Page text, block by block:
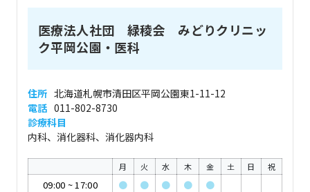
医療法人社団 緑稜会 みどりクリニッ
ク平岡公園・医科
住所 北海道札幌市清田区平岡公園東1-11-12
電話 011-802-8730
診療科目
内科、消化器科、消化器内科
月 火 水 木 金 土 日 祝
09:00 ~17:00 ● ● ● ● ●